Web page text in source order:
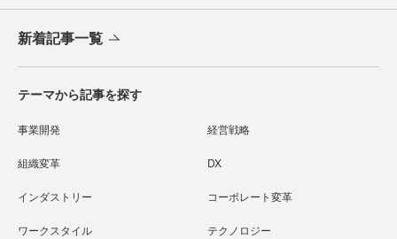
新着記事一覧
テーマから記事を探す
事業開発 経営戦略
組織変革 DX
インダストリー コーポレート変革
ワークスタイル テクノロジー